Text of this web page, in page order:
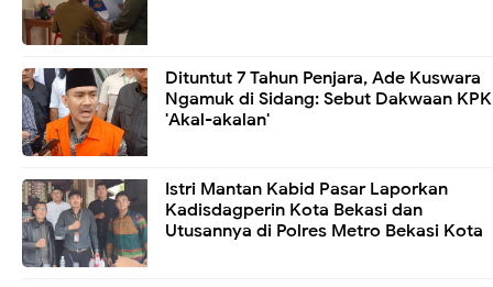
Dituntut 7 Tahun Penjara, Ade Kuswara
Ngamuk di Sidang: Sebut Dakwaan KPK
'Akal-akalan'
Istri Mantan Kabid Pasar Laporkan
Kadisdagperin Kota Bekasi dan
Utusannya di Polres Metro Bekasi Kota